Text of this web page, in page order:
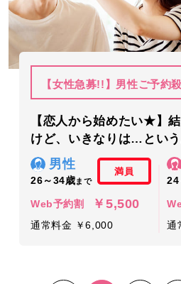
【女性急募!!】男性ご予約
【恋人から始めたい★】
けど、いきなりは…とい
男性
26～34歳まで
満員
Web予約割 ￥5,500
通常料金 ￥6,000
24
通